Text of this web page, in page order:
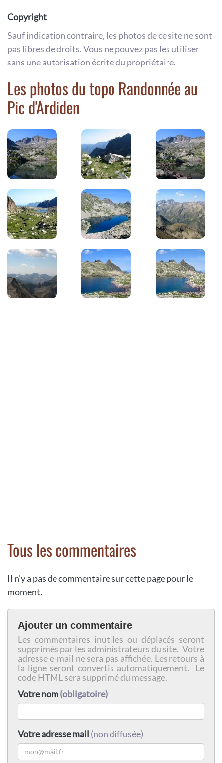
Copyright
Sauf indication contraire, les photos de ce site ne sont
pas libres de droits. Vous ne pouvez pas les utiliser
sans une autorisation écrite du propriétaire.
Les photos du topo Randonnée au
Pic d'Ardiden
Tous les commentaires
Il n'y a pas de commentaire sur cette page pour le
moment.
Ajouter un commentaire
Les commentaires inutiles ou déplacés seront
supprimés par les administrateurs du site. Votre
adresse e-mail ne sera pas affichée. Les retours à
la ligne seront convertis automatiquement. Le
code HTML sera supprimé du message.
Votre nom(obligatoire)
Votre adresse mail (non diffusée)